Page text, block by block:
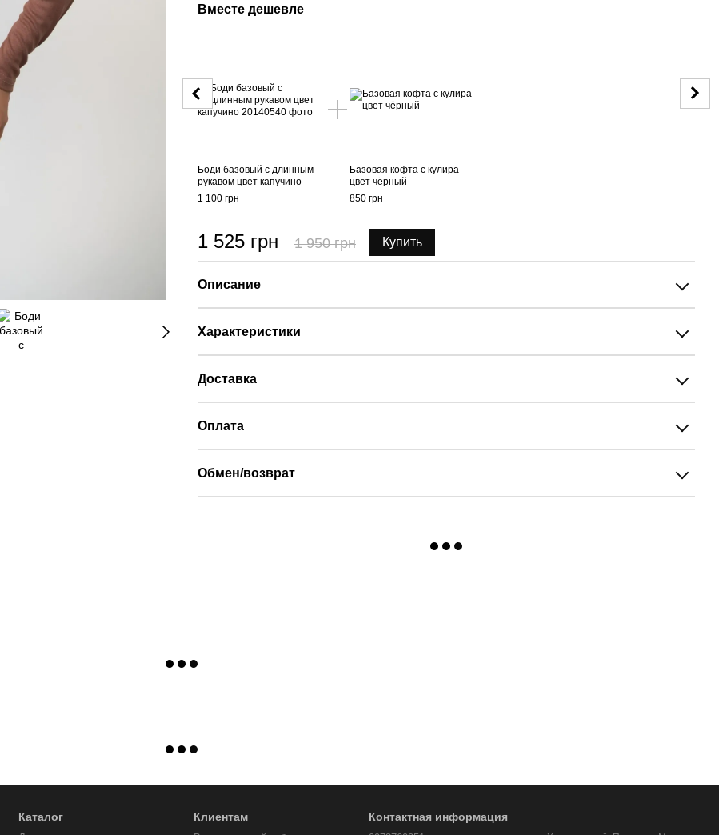
Вместе дешевле
Боди базовый с длинным
рукавом цвет капучино
1 100 грн
Базовая кофта с кулира
цвет чёрный
850 грн
1 525 грн 1 950 грн Купить
Описание
Характеристики
Доставка
Оплата
Обмен/возврат
Каталог Клиентам Контактная информация